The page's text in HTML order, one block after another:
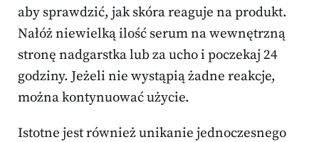
aby sprawdzić, jak skóra reaguje na produkt.
Nałóż niewielką ilość serum na wewnętrzną
stronę nadgarstka lub za ucho i poczekaj 24
godziny. Jeżeli nie wystąpią żadne reakcje,
można kontynuować użycie.
Istotne jest również unikanie jednoczesnego